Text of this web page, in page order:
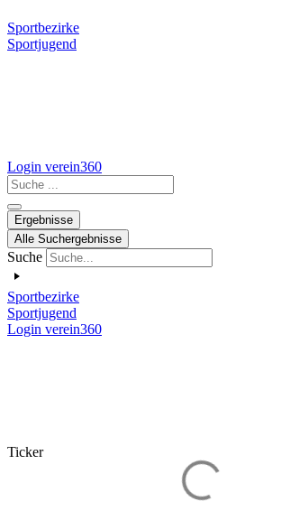
Sportbezirke
Sportjugend
Login verein360
Search
...
Ergebnisse
Alle Suchergebnisse
Suche
Sportbezirke
Sportjugend
Login verein360
Ticker